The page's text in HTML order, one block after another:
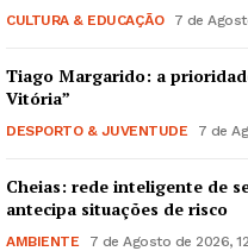
CULTURA & EDUCAÇÃO 7 de
Tiago Margarido: a
Vitória”
DESPORTO & JUVENTUDE 7 de
Cheias: rede inteligente de
antecipa situações de risco
AMBIENTE 7 de Agosto de 2026,